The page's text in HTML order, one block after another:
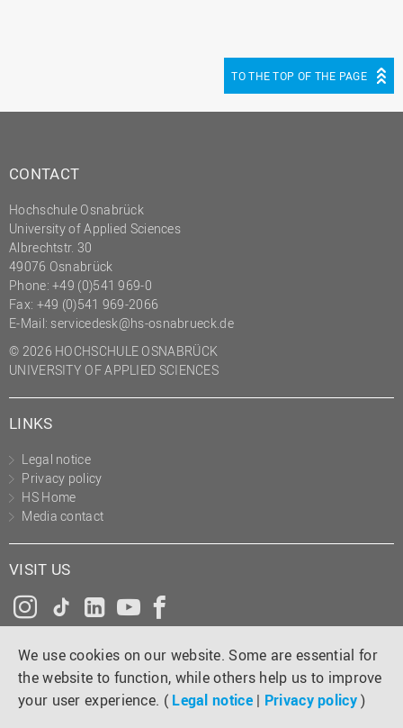
We use cookies on our website. Some are essential for
the website to function, while others help us to improve
your user experience. ( Legal notice | Privacy policy)
Transfer- und
TO THE TOP OF THE PAGE
CONTACT
Hochschule Osnabrück
University of Applied Sciences
Albrechtstr. 30
49076 Osnabrück
Phone: +49 (0)541 969-0
Fax: +49 (0)541 969-2066
E-Mail: servicedesk@hs-osnabrueck.de
© 2026 HOCHSCHULE OSNABRÜCK
UNIVERSITY OF APPLIED SCIENCES
LINKS
Legal notice
Privacy policy
HS Home
Media contact
VISIT US
Instagram
Tiktok
LinkedInYouTube